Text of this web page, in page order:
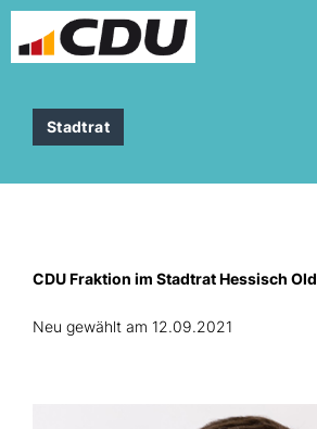
Stadtrat
CDU Fraktion im Stadtrat Hessisch
Neu gewählt am 12.09.2021